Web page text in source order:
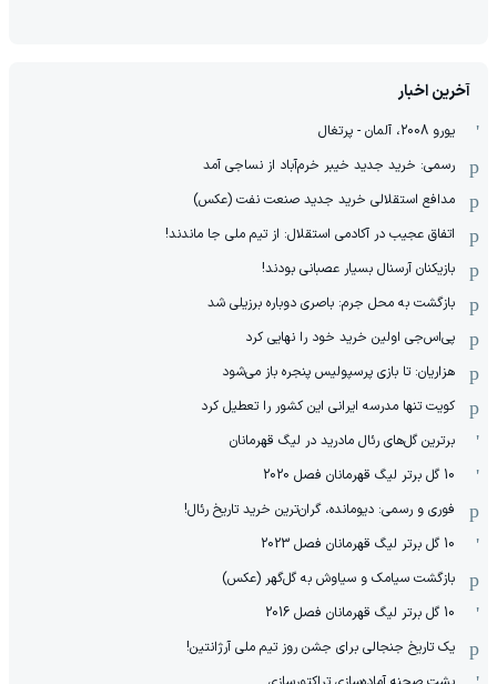
آخرین اخبار
یورو 2008، آلمان - پرتغال
رسمی: خرید جدید خیبر خرم‌آباد از نساجی آمد
مدافع استقلالی خرید جدید صنعت نفت (عکس)
اتفاق عجیب در آکادمی استقلال: از تیم ملی جا ماندند!
بازیکنان آرسنال بسیار عصبانی بودند!
بازگشت به محل جرم: باصری دوباره برزیلی شد
پی‌اس‌جی اولین خرید خود را نهایی کرد
هزاریان: تا بازی پرسپولیس پنجره باز می‌شود
کویت تنها مدرسه ایرانی این کشور را تعطیل کرد
برترین گل‌های رئال مادرید در لیگ قهرمانان
10 گل برتر لیگ قهرمانان فصل 2020
فوری و رسمی: دیومانده، گران‌ترین خرید تاریخ رئال!
10 گل برتر لیگ قهرمانان فصل 2023
بازگشت سیامک و سیاوش به گل‌گهر (عکس)
10 گل برتر لیگ قهرمانان فصل 2016
یک تاریخ جنجالی برای جشن روز تیم ملی آرژانتین!